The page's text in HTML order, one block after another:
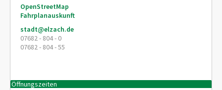
OpenStreetMap
Fahrplanauskunft
stadt@elzach.de
07682 - 804 - 0
07682 - 804 - 55
Öffnungszeiten